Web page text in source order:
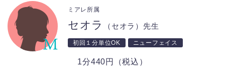
セオラ （セオラ）先生
ミアレ所属
初回１分単位OK ニューフェイス
1分440円（税込）